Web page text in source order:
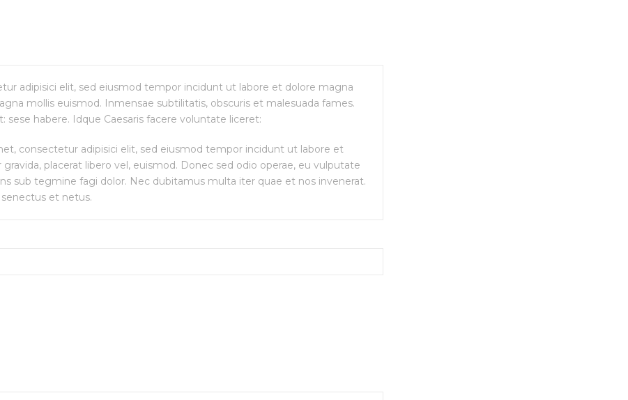
adipisici elit, sed eiusmod tempor incidunt ut labore et dolore magna
mollis euismod. Inmensae subtilitatis, obscuris et malesuada fames.
sese habere. Idque Caesaris facere voluntate liceret:
consectetur adipisici elit, sed eiusmod tempor incidunt ut labore et
placerat libero vel, euismod. Donec sed odio operae, eu vulputate
sub tegmine fagi dolor. Nec dubitamus multa iter quae et nos invenerat.
et netus.